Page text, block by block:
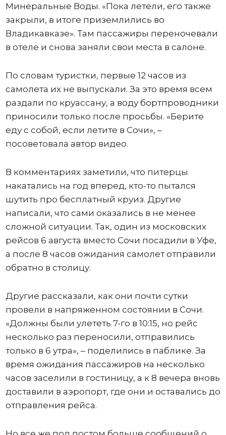
Минеральные Воды. «Пока летели, его также
закрыли, в итоге приземлились во
Владикавказе». Там пассажиры переночевали
в отеле и снова заняли свои места в салоне.
По словам туристки, первые 12 часов из
самолета их не выпускали. За это время всем
раздали по круассану, а воду бортпроводники
приносили только после просьбы. «Берите
еду с собой, если летите в Сочи», –
посоветовала автор видео.
В комментариях заметили, что питерцы
накатались на год вперед, кто-то пытался
шутить про бесплатный круиз. Другие
написали, что сами оказались в не менее
сложной ситуации. Так, один из московских
рейсов 6 августа вместо Сочи посадили в Уфе,
а после 8 часов ожидания самолет отправили
обратно в столицу.
Другие рассказали, как они почти сутки
провели в напряженном состоянии в Сочи.
«Должны были улететь 7-го в 10:15, но рейс
несколько раз переносили, отправились
только в 6 утра», – поделились в паблике. За
время ожидания пассажиров на несколько
часов заселили в гостиницу, а к 8 вечера вновь
доставили в аэропорт, где они и оставались до
отправления рейса.